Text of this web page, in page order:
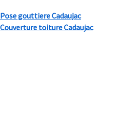
Pose gouttiere Cadaujac
Couverture toiture Cadaujac